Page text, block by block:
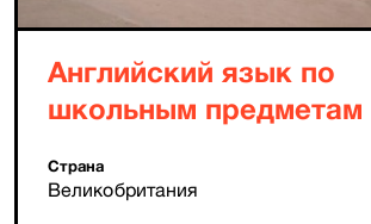
Английский язык по
школьным предметам
Страна
Великобритания